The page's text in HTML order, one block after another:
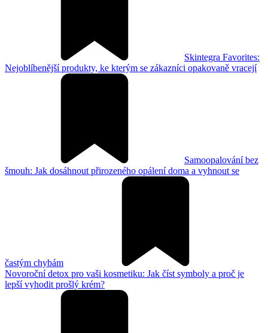
Skintegra Favorites:
Nejoblíbenější produkty, ke kterým se zákazníci opakovaně vracejí
Samoopalování bez
šmouh: Jak dosáhnout přirozeného opálení doma a vyhnout se
častým chybám
Novoroční detox pro vaši kosmetiku: Jak číst symboly a proč je
lepší vyhodit prošlý krém?